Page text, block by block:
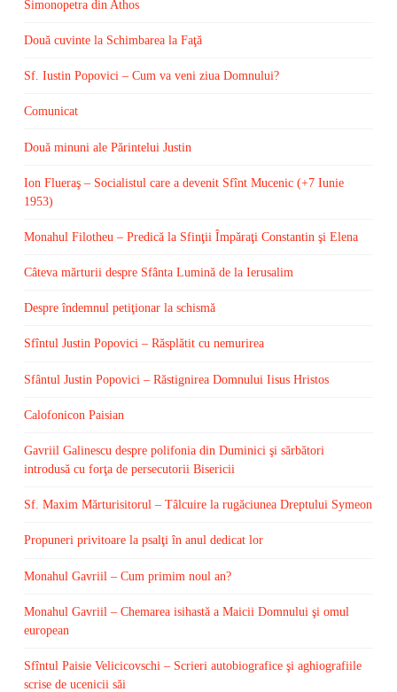
Simonopetra din Athos
Două cuvinte la Schimbarea la Faţă
Sf. Iustin Popovici – Cum va veni ziua Domnului?
Comunicat
Două minuni ale Părintelui Justin
Ion Flueraş – Socialistul care a devenit Sfînt Mucenic (+7 Iunie
1953)
Monahul Filotheu – Predică la Sfinţii Împăraţi Constantin şi Elena
Câteva mărturii despre Sfânta Lumină de la Ierusalim
Despre îndemnul petiţionar la schismă
Sfîntul Justin Popovici – Răsplătit cu nemurirea
Sfântul Justin Popovici – Răstignirea Domnului Iisus Hristos
Calofonicon Paisian
Gavriil Galinescu despre polifonia din Duminici şi sărbători
introdusă cu forţa de persecutorii Bisericii
Sf. Maxim Mărturisitorul – Tâlcuire la rugăciunea Dreptului Symeon
Propuneri privitoare la psalţi în anul dedicat lor
Monahul Gavriil – Cum primim noul an?
Monahul Gavriil – Chemarea isihastă a Maicii Domnului şi omul
european
Sfîntul Paisie Velicicovschi – Scrieri autobiografice şi aghiografiile
scrise de ucenicii săi